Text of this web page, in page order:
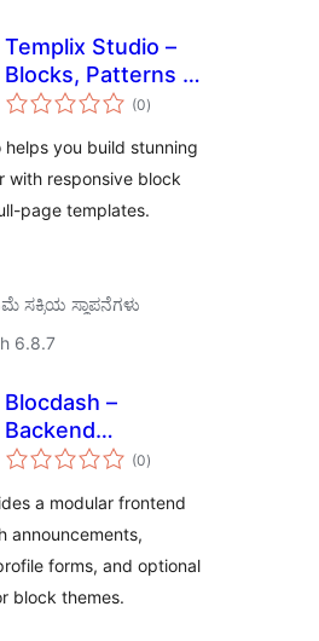
Templix Studio –
Blocks, Patterns &
Full-page
(0total
ratings
)
helps you build stunning
with responsive block
page templates.
ಸಕ್ರಿಯ ಸ್ಥಾಪನೆಗಳು
6.8.7
Blocdash –
Backend
Dashboard Toolkit
(0total
ratings
)
a modular frontend
announcements,
forms, and optional
block themes.